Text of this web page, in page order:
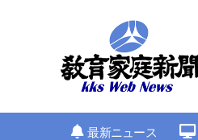
最新ニュース